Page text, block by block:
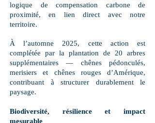
logique de compensation carbone de
proximité, en lien direct avec notre
territoire.
À l’automne 2025, cette action est
complétée par la plantation de 20 arbres
supplémentaires — chênes pédonculés,
merisiers et chênes rouges d’Amérique,
contribuant à structurer durablement le
paysage.
Biodiversité, résilience et impact
mesurable